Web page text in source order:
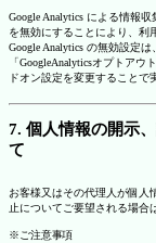
Google Analytics による情報
を無効にすることにより、利
Google Analytics の無効設定
「GoogleAnalyticsオプトア
ドオン設定を変更することで
7. 個人情報の開示
て
お客様又はその代理人が個人
止についてご要望される場合
※ご注意事項